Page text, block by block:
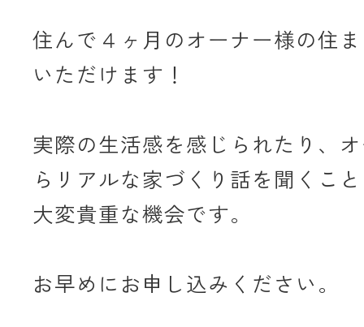
住んで４ヶ月のオーナー様の住
いただけます！
実際の生活感を感じられたり、
らリアルな家づくり話を聞くこ
大変貴重な機会です。
お早めにお申し込みください。